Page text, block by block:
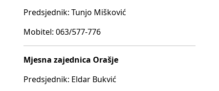
Predsjednik: Tunjo Mišković
Mobitel: 063/577-776
Mjesna zajednica Orašje
Predsjednik: Eldar Bukvić